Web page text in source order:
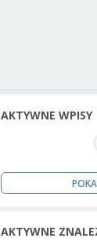
AKTYWNE WPISY
AKTYWNE